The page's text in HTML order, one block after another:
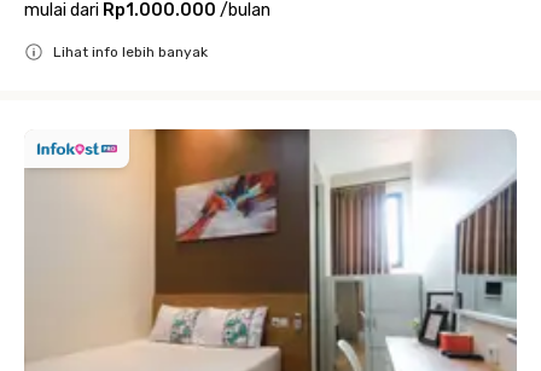
mulai dari Rp1.000.000 /bulan
Lihat info lebih banyak